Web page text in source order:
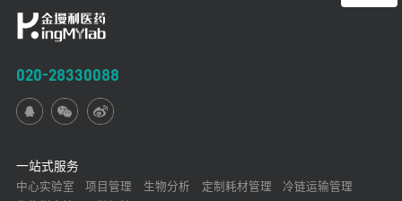
020-28330088
一站式服务
中心实验室 项目管理 生物分析 定制耗材管理
冷链运输管理